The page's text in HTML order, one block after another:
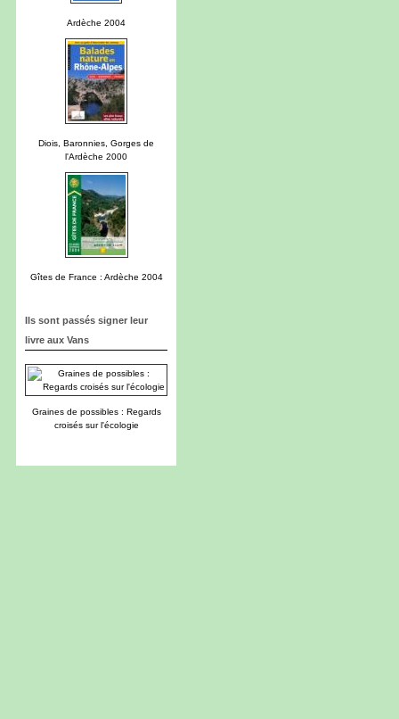
Ardèche 2004
Diois, Baronnies, Gorges de
l'Ardèche 2000
Gîtes de France : Ardèche 2004
Ils sont passés signer leur
livre aux Vans
Graines de possibles : Regards
croisés sur l'écologie